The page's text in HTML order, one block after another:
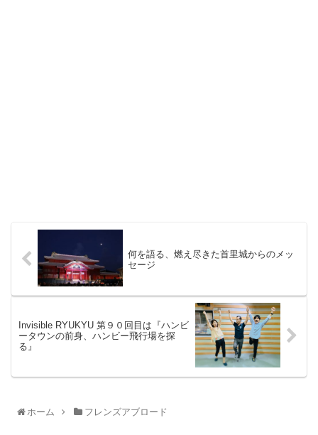
何を語る、燃え尽きた首里城からのメッ
セージ
Invisible RYUKYU 第９０回目は『ハンビ
ータウンの前身、ハンビー飛行場を探
る』
ホーム フレンズアブロード